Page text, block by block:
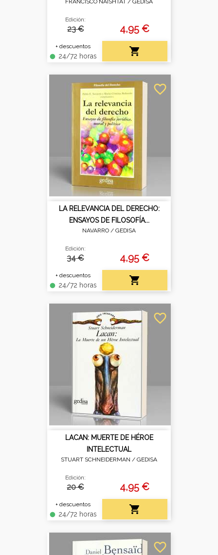
FRANCISCO NAISHTAT / GEDISA
Edición:
23 €
+ descuentos
fiber_manual_record 24/72 horas
4,95 €

LA RELEVANCIA DEL DERECHO:
ENSAYOS DE FILOSOFÍA...
NAVARRO / GEDISA
Edición:
34 €
+ descuentos
fiber_manual_record 24/72 horas
4,95 €

favorite_border
LACAN: MUERTE DE HÉROE
INTELECTUAL
STUART SCHNEIDERMAN / GEDISA
Edición:
20 €
+ descuentos
fiber_manual_record 24/72 horas
4,95 €

favorite_border
favorite_border